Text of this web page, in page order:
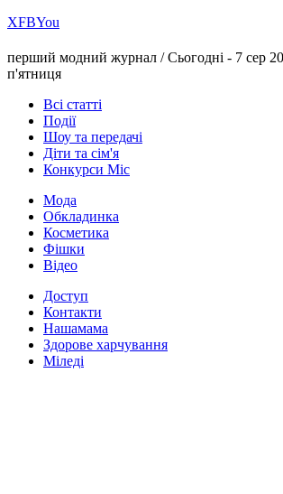
ХFBYou
перший модний журнал /Сьогодні - 7 сер
п'ятниця
Всі статті
Події
Шоу та передачі
Діти та сім'я
Конкурси Міс
Мода
Обкладинка
Косметика
Фішки
Відео
Доступ
Контакти
Нашамама
Здорове харчування
Міледі